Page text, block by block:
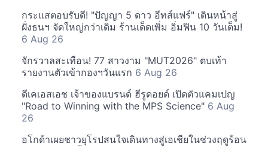
กระแสตอบรับดี! "ปัญญา 5 ดาว อีทส์แฟร์" เดินหน้าสู่
ฝั่งธนฯ จัดใหญ่กว่าเดิม ร้านเด็ดเพิ่ม อิ่มฟิน 10 วันเต็ม!
6 Aug 26
จักรวาลสะเทือน! 77 สาวงาม "MUT2026" ตบเท้า
รายงานตัวเข้ากองฯวันแรก 6 Aug 26
ดีเคเอสเอช เจ้าของแบรนด์ ฮีรูดอยด์ เปิดตัวแคมเปญ
"Road to Winning with the MPS Science" 6 Aug
26
อโกด้าเผยชาวยุโรปสนใจเดินทางสู่เอเชียในช่วงฤดูร้อน